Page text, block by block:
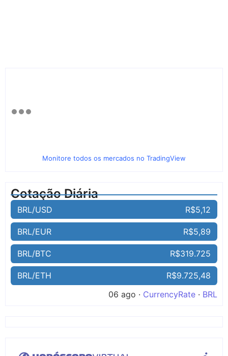
Monitore todos os mercados no TradingView
Cotação Diária
BRL/USD R$5,12
BRL/EUR R$5,89
BRL/BTC R$319.725
BRL/ETH
R$9.725,48
06 ago · CurrencyRate · BRL